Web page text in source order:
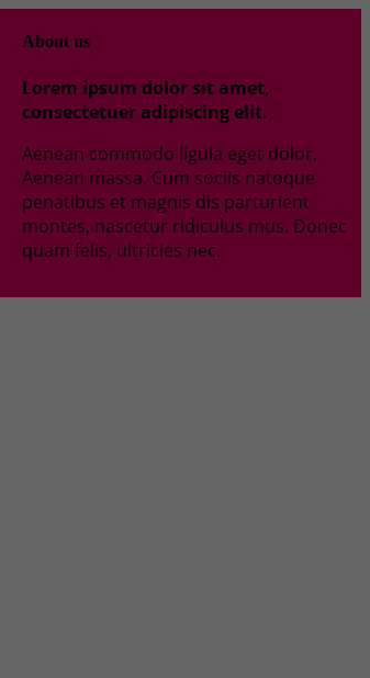
About us
Lorem ipsum dolor sit amet,
consectetuer adipiscing elit.
Aenean commodo ligula eget dolor.
Aenean massa. Cum sociis natoque
penatibus et magnis dis parturient
montes, nascetur ridiculus mus. Donec
quam felis, ultricies nec.